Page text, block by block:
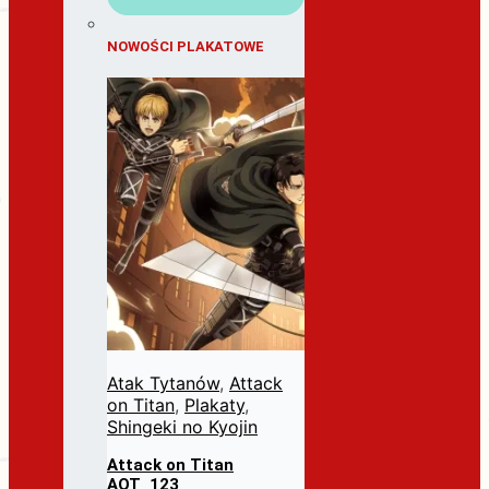
NOWOŚCI PLAKATOWE
Atak Tytanów, Attack
on Titan, Plakaty,
Shingeki no Kyojin
Attack on Titan
AOT_123